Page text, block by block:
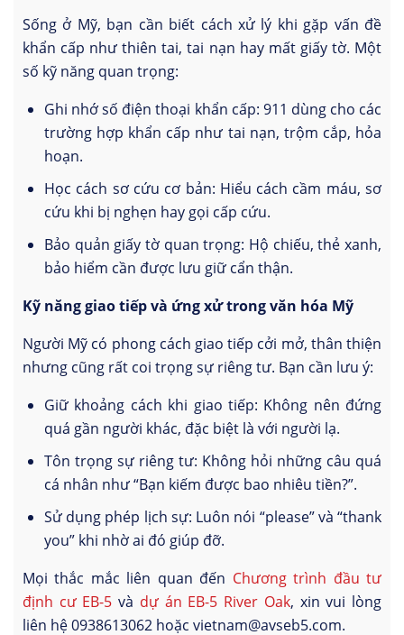
Sống ở Mỹ, bạn cần biết cách xử lý khi gặp vấn đề
khẩn cấp như thiên tai, tai nạn hay mất giấy tờ. Một
số kỹ năng quan trọng:
Ghi nhớ số điện thoại khẩn cấp: 911 dùng cho các
trường hợp khẩn cấp như tai nạn, trộm cắp, hỏa
hoạn.
Học cách sơ cứu cơ bản: Hiểu cách cầm máu, sơ
cứu khi bị nghẹn hay gọi cấp cứu.
Bảo quản giấy tờ quan trọng: Hộ chiếu, thẻ xanh,
bảo hiểm cần được lưu giữ cẩn thận.
Kỹ năng giao tiếp và ứng xử trong văn hóa Mỹ
Người Mỹ có phong cách giao tiếp cởi mở, thân thiện
nhưng cũng rất coi trọng sự riêng tư. Bạn cần lưu ý:
Giữ khoảng cách khi giao tiếp: Không nên đứng
quá gần người khác, đặc biệt là với người lạ.
Tôn trọng sự riêng tư: Không hỏi những câu quá
cá nhân như “Bạn kiếm được bao nhiêu tiền?”.
Sử dụng phép lịch sự: Luôn nói “please” và “thank
you” khi nhờ ai đó giúp đỡ.
Mọi thắc mắc liên quan đến Chương trình đầu tư
định cư EB-5 và dự án EB-5 River Oak, xin vui lòng
liên hệ 0938613062 hoặc vietnam@avseb5.com.